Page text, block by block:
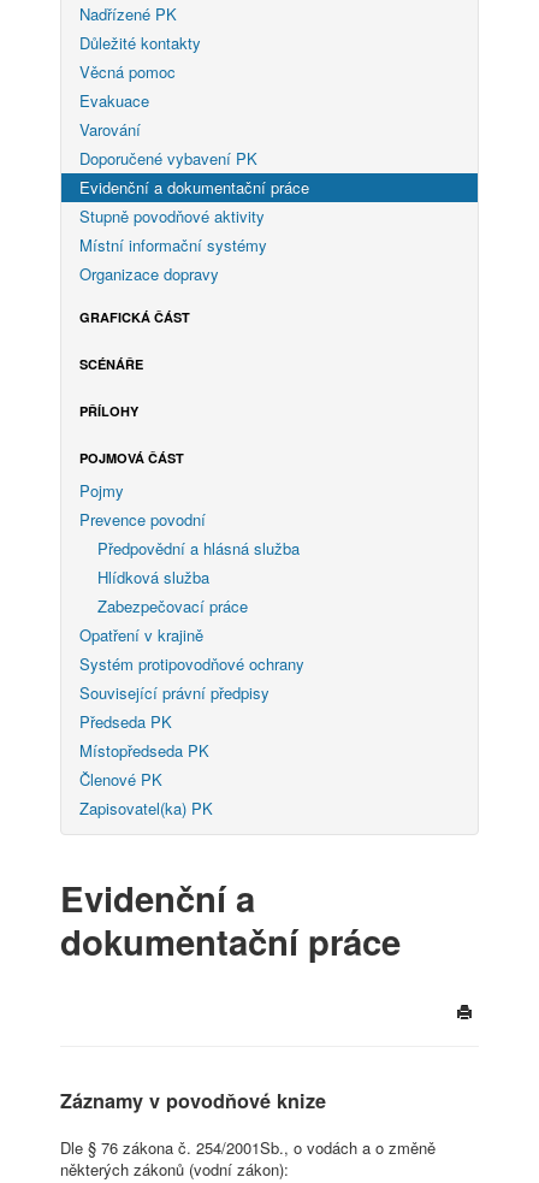
Nadřízené PK
Důležité kontakty
Věcná pomoc
Evakuace
Varování
Doporučené vybavení PK
Evidenční a dokumentační práce
Stupně povodňové aktivity
Místní informační systémy
Organizace dopravy
GRAFICKÁ ČÁST
SCÉNÁŘE
PŘÍLOHY
POJMOVÁ ČÁST
Pojmy
Prevence povodní
Předpovědní a hlásná služba
Hlídková služba
Zabezpečovací práce
Opatření v krajině
Systém protipovodňové ochrany
Související právní předpisy
Předseda PK
Místopředseda PK
Členové PK
Zapisovatel(ka) PK
Evidenční a
dokumentační práce
Záznamy v povodňové knize
Dle § 76 zákona č. 254/2001Sb., o vodách a o změně
některých zákonů (vodní zákon):